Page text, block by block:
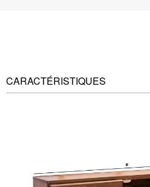
CARACTÉRISTIQUES